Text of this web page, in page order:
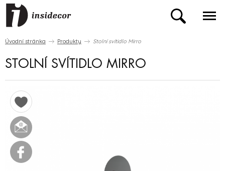
Úvodní stránka Produkty Stolní svítidlo Mirro
STOLNÍ SVÍTIDLO MIRRO